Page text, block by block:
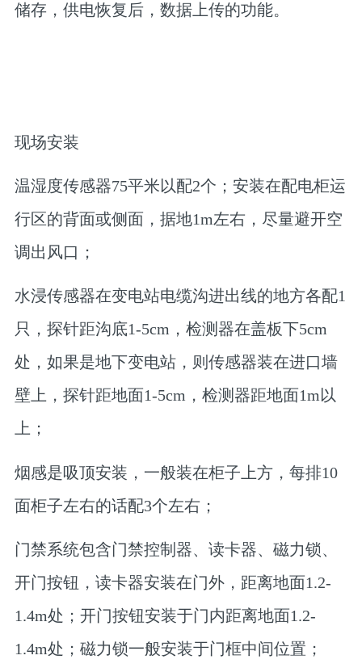
储存，供电恢复后，数据上传的功能。
现场安装
温湿度传感器75平米以配2个；安装在配电柜运
行区的背面或侧面，据地1m左右，尽量避开空
调出风口；
水浸传感器在变电站电缆沟进出线的地方各配1
只，探针距沟底1-5cm，检测器在盖板下5cm
处，如果是地下变电站，则传感器装在进口墙
壁上，探针距地面1-5cm，检测器距地面1m以
上；
烟感是吸顶安装，一般装在柜子上方，每排10
面柜子左右的话配3个左右；
门禁系统包含门禁控制器、读卡器、磁力锁、
开门按钮，读卡器安装在门外，距离地面1.2-
1.4m处；开门按钮安装于门内距离地面1.2-
1.4m处；磁力锁一般安装于门框中间位置；